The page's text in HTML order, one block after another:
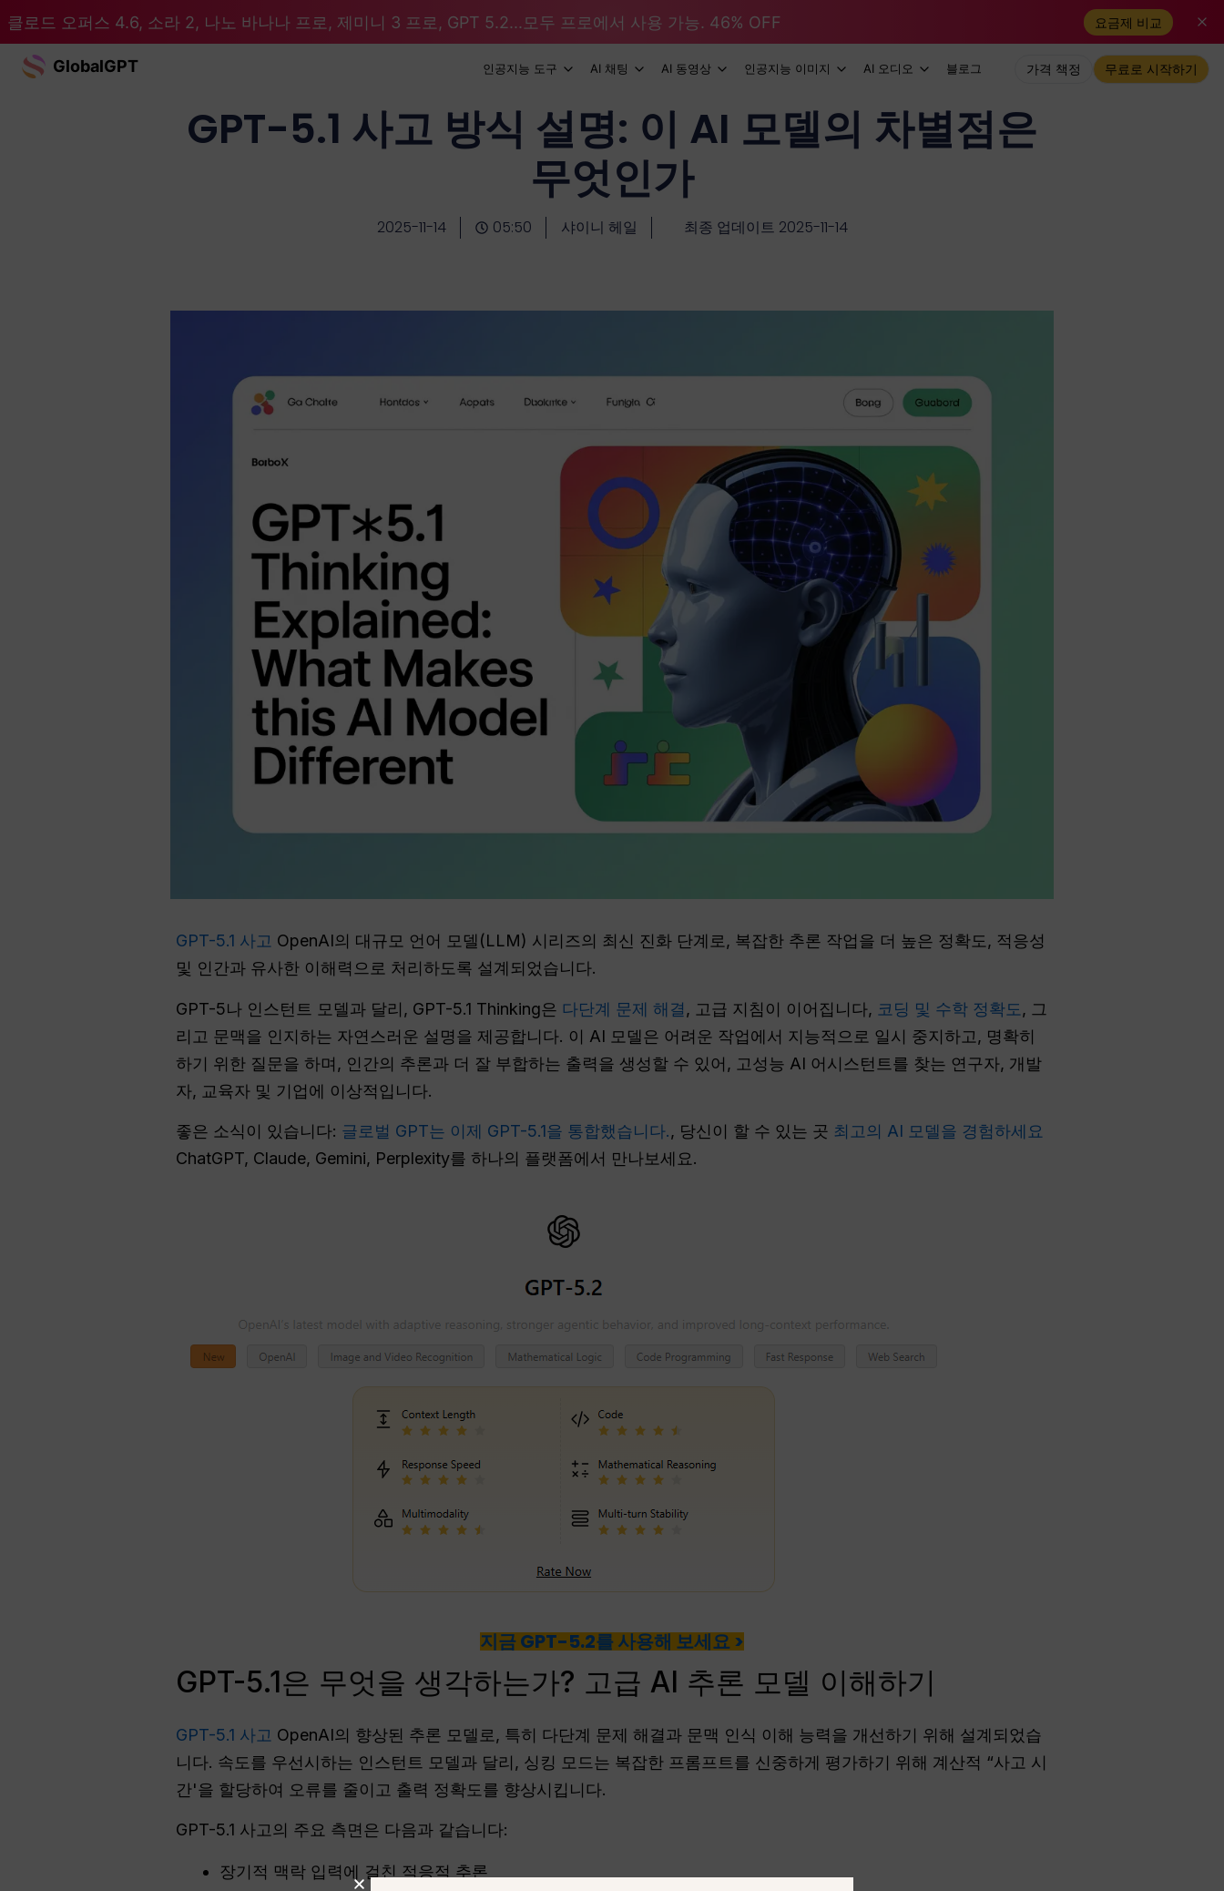
클로드 오퍼스 4.6, 소라 2, 나노 바나나 프로, 제미니 3 프로, GPT 5.2...모두 프로에서 사용 가능. 46% OFF 요금제 비교
GlobalGPT 인공지능 도구 AI 채팅 AI 동영상 인공지능 이미지 AI 오디오 블로그 가격 책정 무료로 시작하기
GPT-5.1 사고 방식 설명: 이 AI 모델의 차별점은
무엇인가
2025-11-14 05:50 샤이니 헤일 최종 업데이트 2025-11-14
GPT-5.1 사고 OpenAI의 대규모 언어 모델(LLM) 시리즈의 최신 진화 단계로, 복잡한 추론 작업을 더 높은 정확도, 적응성
및 인간과 유사한 이해력으로 처리하도록 설계되었습니다.
GPT-5나 인스턴트 모델과 달리, GPT-5.1 Thinking은 다단계 문제 해결 , 고급 지침이 이어집니다, 코딩 및 수학 정확도 , 그
리고 문맥을 인지하는 자연스러운 설명을 제공합니다. 이 AI 모델은 어려운 작업에서 지능적으로 일시 중지하고, 명확히
하기 위한 질문을 하며, 인간의 추론과 더 잘 부합하는 출력을 생성할 수 있어, 고성능 AI 어시스턴트를 찾는 연구자, 개발
자, 교육자 및 기업에 이상적입니다.
좋은 소식이 있습니다: 글로벌 GPT는 이제 GPT-5.1을 통합했습니다., 당신이 할 수 있는 곳 최고의 AI 모델을 경험하세요
ChatGPT, Claude, Gemini, Perplexity를 하나의 플랫폼에서 만나보세요.
지금 GPT-5.2를 사용해 보세요 >
GPT-5.1은 무엇을 생각하는가? 고급 AI 추론 모델 이해하기
GPT-5.1 사고 OpenAI의 향상된 추론 모델로, 특히 다단계 문제 해결과 문맥 인식 이해 능력을 개선하기 위해 설계되었습
니다. 속도를 우선시하는 인스턴트 모델과 달리, 싱킹 모드는 복잡한 프롬프트를 신중하게 평가하기 위해 계산적 “사고 시
간'을 할당하여 오류를 줄이고 출력 정확도를 향상시킵니다.
GPT-5.1 사고의 주요 측면은 다음과 같습니다:
장기적 맥락 입력에 걸친 적응적 추론